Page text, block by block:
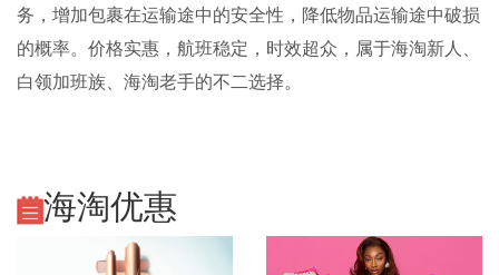
务，增加包裹在运输途中的安全性，降低物品运输途中破损
的概率。价格实惠，航班稳定，时效超众，属于海淘新人、
白领加班族、海淘老手的不二选择。
海淘优惠